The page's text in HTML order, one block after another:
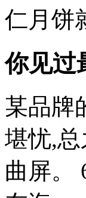
仁月饼
你见过
某品牌
堪忧,
曲屏。